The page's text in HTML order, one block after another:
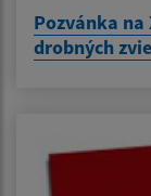
Pozvánka
drobných